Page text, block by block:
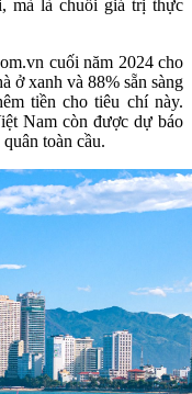
mà là chuỗi giá trị thực
cuối năm 2024 cho
ở xanh và 88% sẵn sàng
tiền cho tiêu chí này.
Nam còn được dự báo
toàn cầu.